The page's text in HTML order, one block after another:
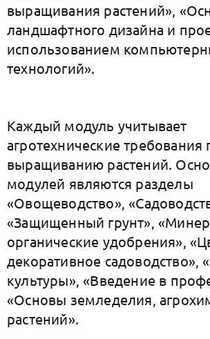
выращивания растений»,
ландшафтного дизайна и
использованием
технологий».
Каждый модуль учитывает
агротехнические требования
выращиванию растений.
модулей являются разделы
«Овощеводство»,
«Защищенный грунт»,
органические удобрения»,
декоративное садоводство»,
культуры», «Введение в
«Основы земледелия,
растений».